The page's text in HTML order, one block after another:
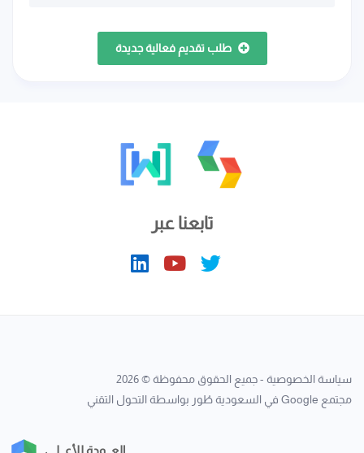
طلب تقديم فعالية جديدة
تابعنا عبر
سياسة الخصوصية - جميع الحقوق محفوظة © 2026
مجتمع Google في السعودية
طُور بواسطة التحول التقني